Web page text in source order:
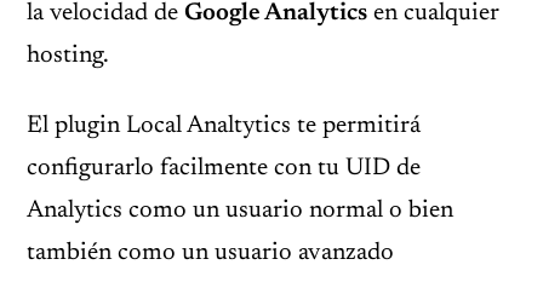
la velocidad de Google Analytics en cualquier
hosting.
El plugin Local Analtytics te permitirá
configurarlo facilmente con tu UID de
Analytics como un usuario normal o bien
también como un usuario avanzado